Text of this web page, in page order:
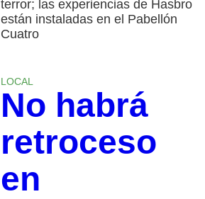
terror; las experiencias de Hasbro
están instaladas en el Pabellón
Cuatro
LOCAL
No habrá
retroceso
en